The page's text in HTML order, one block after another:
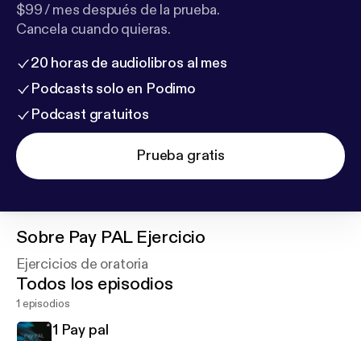
$99 / mes después de la prueba.
Cancela cuando quieras.
20 horas de audiolibros al mes
Podcasts solo en Podimo
Podcast gratuitos
Prueba gratis
Sobre Pay PAL Ejercicio
Ejercicios de oratoria
Todos los episodios
1 episodios
1 Pay pal